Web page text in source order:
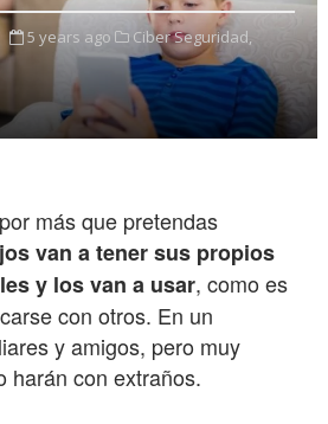
5 years ago
Ciber Seguridad,
más que pretendas
van a tener sus propios
y los van a usar, como es
con otros. En un
y amigos, pero muy
harán con extraños.